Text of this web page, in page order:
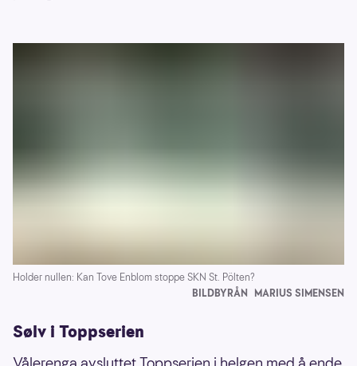
Holder nullen: Kan Tove Enblom stoppe SKN St. Pölten?
BILDBYRÅN MARIUS SIMENSEN
Sølv i Toppserien